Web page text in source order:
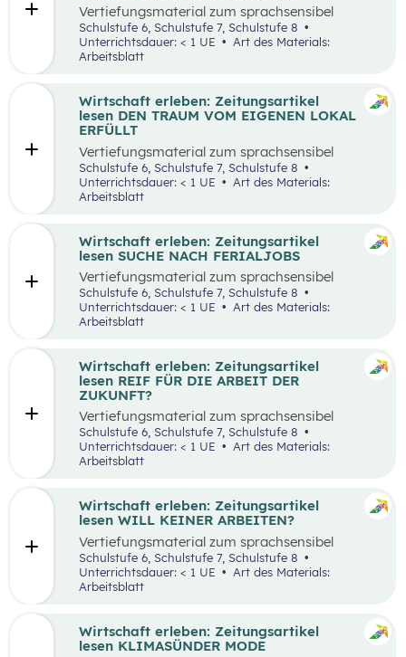
Vertiefungsmaterial zum sprachsensibel
aufbereiteten Zeitungsartikel “Lebenshilfe
verschickt fairen Kaffee aus Tansania”.
Schulstufe 6, Schulstufe 7, Schulstufe 8
Unterrichtsdauer: < 1 UE
Art des Materials:
Arbeitsblatt
Wirtschaft erleben: Zeitungsartikel
lesen DEN TRAUM VOM EIGENEN LOKAL
ERFÜLLT
Vertiefungsmaterial zum sprachsensibel
aufbereiteten Zeitungsartikel “Den Traum vom
eigenen Lokal erfüllt”.
Schulstufe 6, Schulstufe 7, Schulstufe 8
Unterrichtsdauer: < 1 UE
Arbeitsblatt
Wirtschaft erleben: Zeitungsartikel
lesen SUCHE NACH FERIALJOBS
Vertiefungsmaterial zum sprachsensibel
aufbereiteten Zeitungsartikel “Spannende
Suche nach Ferialjobs”.
Schulstufe 6, Schulstufe 7, Schulstufe 8
Unterrichtsdauer: < 1 UE
Arbeitsblatt
Wirtschaft erleben: Zeitungsartikel
lesen REIF FÜR DIE ARBEIT DER
ZUKUNFT?
Vertiefungsmaterial zum sprachsensibel
aufbereiteten Zeitungsartikel “Reif für die
Arbeit der Zukunft?”.
Schulstufe 6, Schulstufe 7, Schulstufe 8
Unterrichtsdauer: < 1 UE
Art des Materials:
Arbeitsblatt
Wirtschaft erleben: Zeitungsartikel
lesen WILL KEINER ARBEITEN?
Vertiefungsmaterial zum sprachsensibel
aufbereiteten Zeitungsartikel “Will keiner
arbeiten?”.
Schulstufe 6, Schulstufe 7, Schulstufe 8
Unterrichtsdauer: < 1 UE
Arbeitsblatt
Wirtschaft erleben: Zeitungsartikel
lesen KLIMASÜNDER MODE